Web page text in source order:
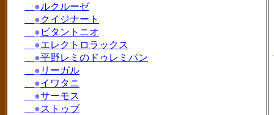
●ルクルーゼ
●クイジナート
● ビタントニオ
●エレクトロラックス
●平野レミのドゥレミパン
● リーガル
●イワタニ
●サーモス
●ストゥブ